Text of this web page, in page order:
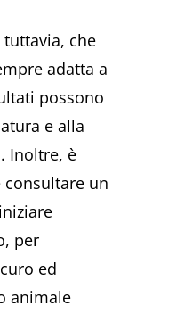
che
adatta a
possono
e alla
Inoltre, è
un
per
ed
animale